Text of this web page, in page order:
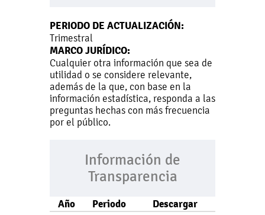
PERIODO DE ACTUALIZACIÓN:
Trimestral
MARCO JURÍDICO:
Cualquier otra información que sea de
utilidad o se considere relevante,
además de la que, con base en la
información estadística, responda a las
preguntas hechas con más frecuencia
por el público.
Información de
Transparencia
Año Periodo Descargar